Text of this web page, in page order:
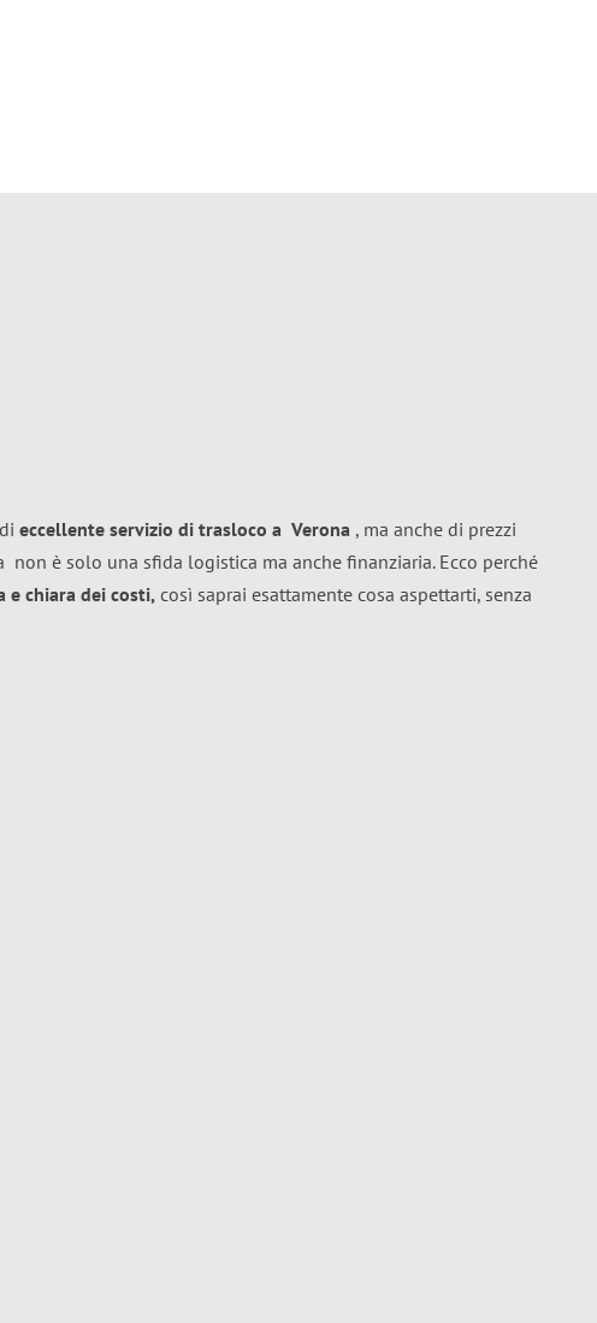
eccellente servizio di trasloco a Verona , ma anche di prezzi
non è solo una sfida logistica ma anche finanziaria. Ecco perché
e chiara dei costi, così saprai esattamente cosa aspettarti, senza